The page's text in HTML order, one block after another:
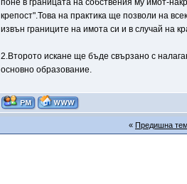
поне в границата на собствения му имот-
крепост".Това на практика ще позволи на
извън границите на имота си и в случай на
2.Второто искане ще бъде свързано с
основно образование.
« Предишна